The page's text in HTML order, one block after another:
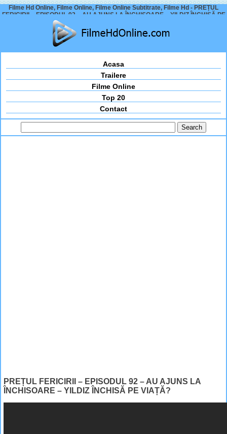
Filme Hd Online, Filme Online, Filme Online Subtitrate, Filme Hd - PREȚUL
FERICIRII – EPISODUL 92 – AU AJUNS LA ÎNCHISOARE – YILDIZ ÎNCHISĂ PE
Acasa
Trailere
Filme Online
Top 20
Contact
PREȚUL FERICIRII – EPISODUL 92 – AU AJUNS LA
ÎNCHISOARE – YILDIZ ÎNCHISĂ PE VIAȚĂ?